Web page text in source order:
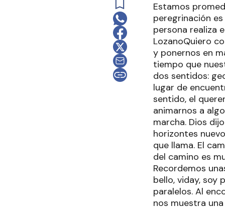
Estamos
peregrinación
persona realiza
LozanoQuiero
y ponernos en
tiempo que
dos sentidos:
lugar de
sentido, el
animarnos a
marcha. Dios
horizontes
que llama. El
del camino es
Recordemos
bello, viday, soy
paralelos. Al
nos muestra